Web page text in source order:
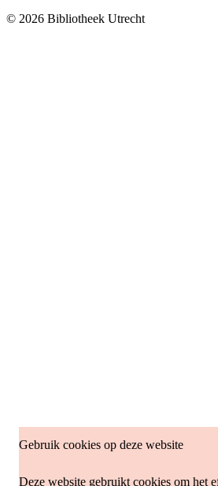
Gebruik cookies op deze website
Deze website gebruikt cookies om het
© 2026 Bibliotheek Utrecht